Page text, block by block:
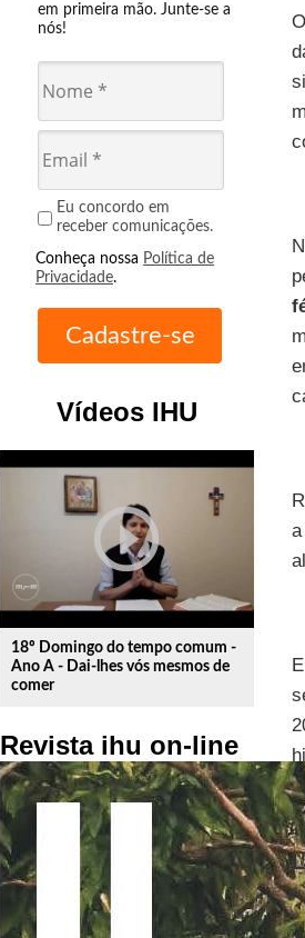
em primeira mão. Junte-se a
nós!
Eu concordo em
receber comunicações.
Conheça nossa Política de
Privacidade.
Vídeos IHU
play_circle_outline
18º Domingo do tempo comum -
Ano A - Dai-lhes vós mesmos de
comer
Revista ihu on-line